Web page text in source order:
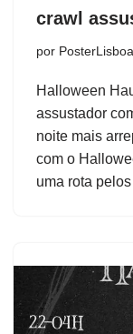
crawl
por PosterLisboa
Halloween
assustador
noite mais
com o
uma rota